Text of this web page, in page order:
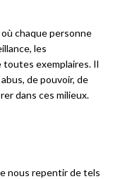
chaque personne
les
toutes exemplaires. Il
de pouvoir, de
dans ces milieux.
nous repentir de tels